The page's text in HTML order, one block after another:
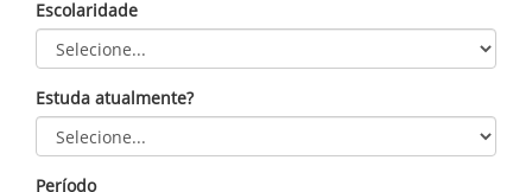
Escolaridade
Estuda atualmente?
Período